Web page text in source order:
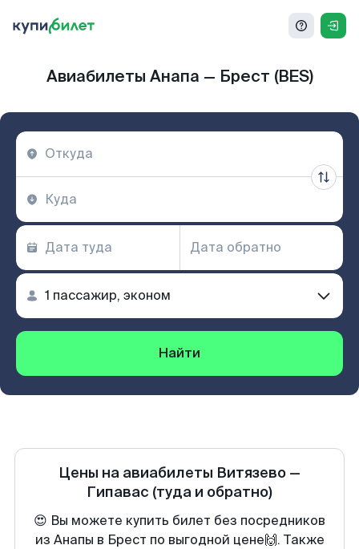
Авиабилеты Анапа — Брест (BES)
Найти
Цены на авиабилеты Витязево —
Гипавас (туда и обратно)
😍 Вы можете купить билет без посредников
из Анапы в Брест по выгодной цене🙌. Также